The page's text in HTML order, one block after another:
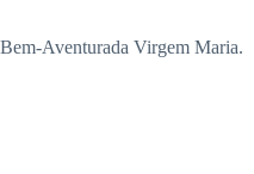
Aventurada Virgem Maria.